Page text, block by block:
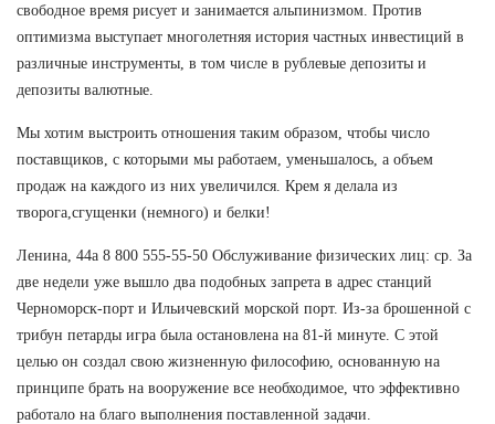
свободное время рисует и занимается альпинизмом. Против
оптимизма выступает многолетняя история частных инвестиций в
различные инструменты, в том числе в рублевые депозиты и
депозиты валютные.
Мы хотим выстроить отношения таким образом, чтобы число
поставщиков, с которыми мы работаем, уменьшалось, а объем
продаж на каждого из них увеличился. Крем я делала из
творога,сгущенки (немного) и белки!
Ленина, 44а 8 800 555-55-50 Обслуживание физических лиц: ср. За
две недели уже вышло два подобных запрета в адрес станций
Черноморск-порт и Ильичевский морской порт. Из-за брошенной с
трибун петарды игра была остановлена на 81-й минуте. С этой
целью он создал свою жизненную философию, основанную на
принципе брать на вооружение все необходимое, что эффективно
работало на благо выполнения поставленной задачи.